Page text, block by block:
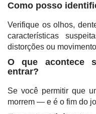
Como posso
Verifique os olhos,
características
distorções ou
O que acontece
entrar?
Se você permitir que
morrem — e é o fim do